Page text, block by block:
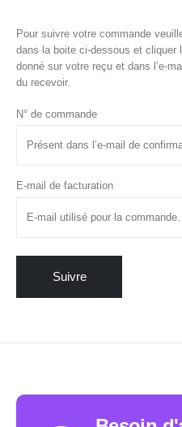
Pour suivre votre commande
dans la boite ci-dessous et
donné sur votre reçu et dans l’e-
du recevoir.
N° de commande
E-mail de facturation
Suivre